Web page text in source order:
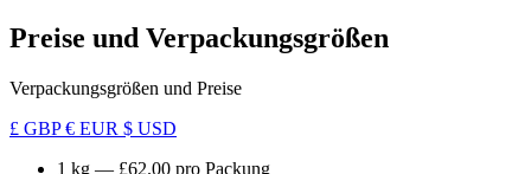
Preise und Verpackungsgrößen
Verpackungsgrößen und Preise
£ GBP€ EUR $ USD
1 kg — £62.00 pro Packung